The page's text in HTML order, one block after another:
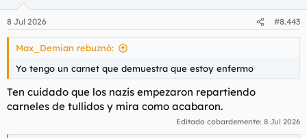
e
s
8 Jul 2026 #8.443
Max_Demian rebuznó:
Yo tengo un carnet que demuestra que estoy enfermo
Ten cuidado que los nazis empezaron repartiendo
carneles de tullidos y mira como acabaron.
Editado cobardemente: 8 Jul 2026